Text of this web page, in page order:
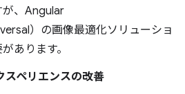
が、Angular
）の画像最適化ソリューショ
あります。
スペリエンスの改善